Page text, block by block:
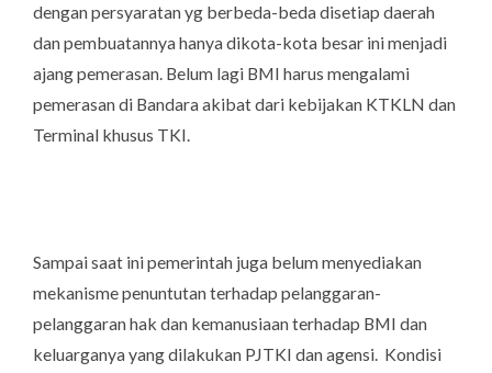
dengan persyaratan yg berbeda-beda disetiap daerah
dan pembuatannya hanya dikota-kota besar ini menjadi
ajang pemerasan. Belum lagi BMI harus mengalami
pemerasan di Bandara akibat dari kebijakan KTKLN dan
Terminal khusus TKI.
Sampai saat ini pemerintah juga belum menyediakan
mekanisme penuntutan terhadap pelanggaran-
pelanggaran hak dan kemanusiaan terhadap BMI dan
keluarganya yang dilakukan PJTKI dan agensi. Kondisi